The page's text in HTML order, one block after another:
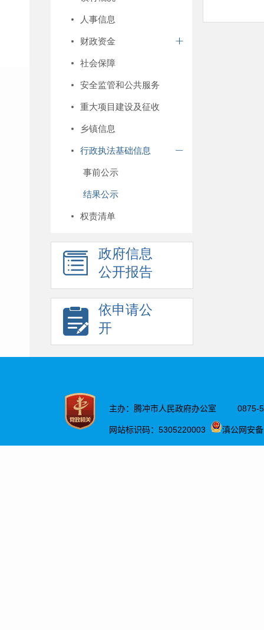
人事信息
财政资金
社会保障
安全监管和公共服务
重大项目建设及征收
乡镇信息
行政执法基础信息
事前公示
结果公示
权责清单
政府信息
公开报告
依申请公
开